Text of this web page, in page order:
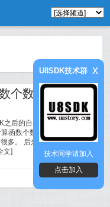
数计算方式
后的自动分割dex的方法有
函数个数，和最终dex文件
多。 后来，研究了下，发现
文]
U8SDK技术群 x
技术同学请加入
点击加入